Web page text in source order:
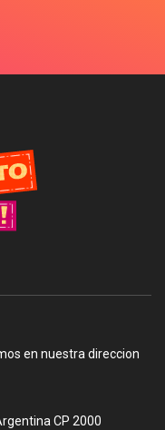
en nuestra direccion
CP 2000